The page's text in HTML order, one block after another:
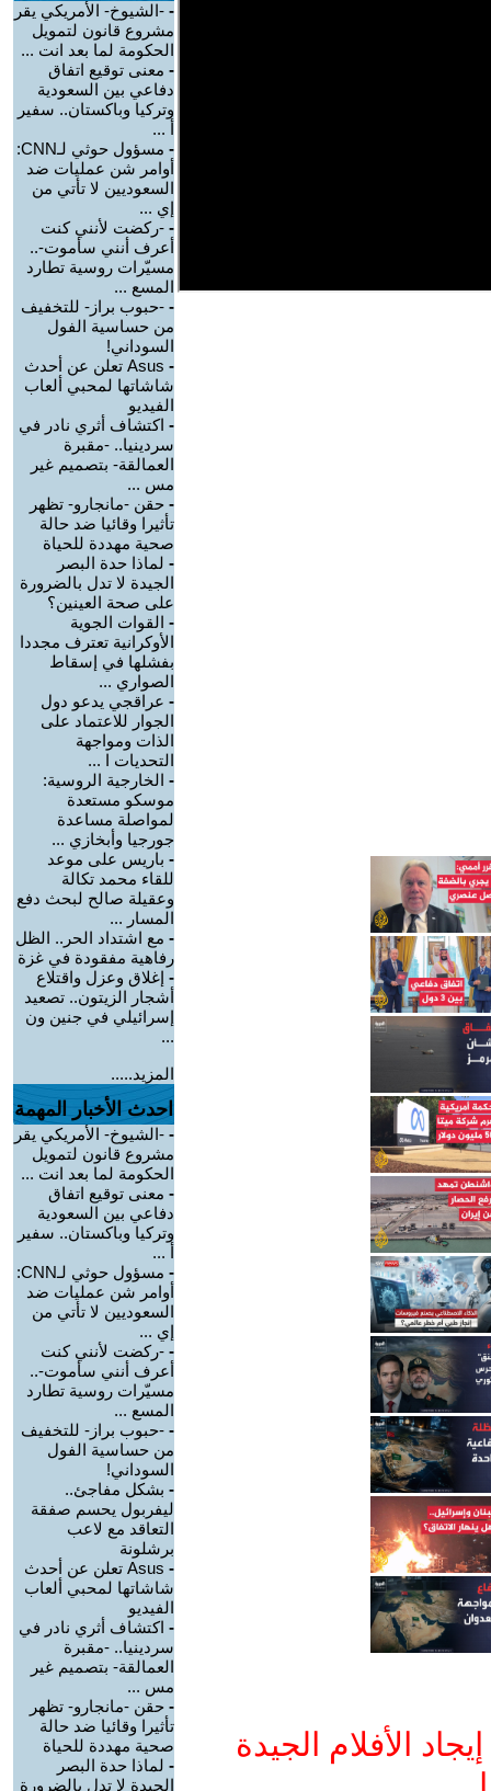
الأفلام الجيدة
- -الشيوخ- الأمريكي يقر
مشروع قانون لتمويل
الحكومة لما بعد انت ...
- معنى توقيع اتفاق
دفاعي بين السعودية
وتركيا وباكستان.. سفير
أ ...
-
مسؤول حوثي لـCNN:
أوامر شن عمليات ضد
السعوديين لا تأتي من
إي ...
- -ركضت لأنني كنت
أعرف أنني سأموت-..
مسيّرات روسية تطارد
المسع ...
- -حبوب براز- للتخفيف
من حساسية الفول
السوداني!
-
Asus تعلن عن أحدث
شاشاتها لمحبي ألعاب
الفيديو
- اكتشاف أثري نادر في
سردينيا.. -مقبرة
العمالقة- بتصميم غير
مس ...
- حقن -مانجارو- تظهر
تأثيرا وقائيا ضد حالة
صحية مهددة للحياة
- لماذا حدة البصر
الجيدة لا تدل بالضرورة
على صحة العينين؟
- القوات الجوية
الأوكرانية تعترف مجددا
بفشلها في إسقاط
الصواري ...
- عراقجي يدعو دول
الجوار للاعتماد على
الذات ومواجهة
التحديات ا ...
- الخارجية الروسية:
موسكو مستعدة
لمواصلة مساعدة
جورجيا وأبخازي ...
- باريس على موعد
للقاء محمد تكالة
وعقيلة صالح لبحث دفع
المسار ...
- مع اشتداد الحر.. الظل
رفاهية مفقودة في غزة
- إغلاق وعزل واقتلاع
أشجار الزيتون.. تصعيد
إسرائيلي في جنين ون
...
المزيد.....
احدث الأخبار المهمة
- -الشيوخ- الأمريكي يقر
مشروع قانون لتمويل
الحكومة لما بعد انت ...
- معنى توقيع اتفاق
دفاعي بين السعودية
وتركيا وباكستان.. سفير
أ ...
-
مسؤول حوثي لـCNN:
أوامر شن عمليات ضد
السعوديين لا تأتي من
إي ...
- -ركضت لأنني كنت
أعرف أنني سأموت-..
مسيّرات روسية تطارد
المسع ...
- -حبوب براز- للتخفيف
من حساسية الفول
السوداني!
- بشكل مفاجئ..
ليفربول يحسم صفقة
التعاقد مع لاعب
برشلونة
-
Asus تعلن عن أحدث
شاشاتها لمحبي ألعاب
الفيديو
- اكتشاف أثري نادر في
سردينيا.. -مقبرة
العمالقة- بتصميم غير
مس ...
- حقن -مانجارو- تظهر
تأثيرا وقائيا ضد حالة
صحية مهددة للحياة
- لماذا حدة البصر
الجيدة لا تدل بالضرورة